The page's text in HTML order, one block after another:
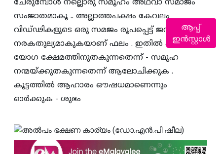
ചേരുമ്പോള്‍ നല്ലൊരു സമൂഹം അഥവാ സമാജം
സംജാതമാകൂ .. അല്ലാത്തപക്ഷം കേവലം
വിഡ്‌ഢികളുടെ ഒരു സമജം രൂപപ്പെട്ട്‌ ജനജീവിതം
നരകതുല്യമാകുകയാണ്‌ ഫലം . ഇതില്‍ ഏതാണ്‌
യോഗ ക്ഷേമത്തിനുതകുന്നതെന്ന്‌ - സമൂഹ
നന്മയ്‌ക്കുതകുന്നതെന്ന്‌ ആലോചിക്കുക .
കൂട്ടത്തില്‍ ആഹാരം ഔഷധമാണെന്നും
ഓര്‍ക്കുക - ശുഭം
ആപ്പ്
ഇൻസ്റ്റാൾ